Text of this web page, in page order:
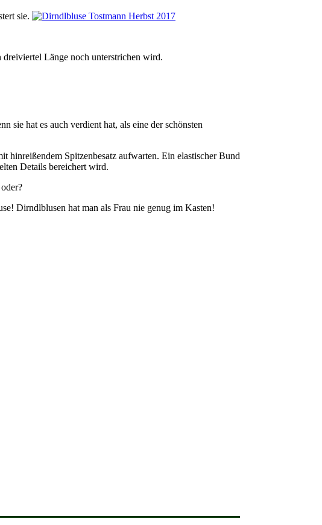
sie.
Länge noch unterstrichen wird.
hat es auch verdient hat, als eine der schönsten
hinreißendem Spitzenbesatz aufwarten. Ein elastischer Bund
Details bereichert wird.
Dirndlblusen hat man als Frau nie genug im Kasten!